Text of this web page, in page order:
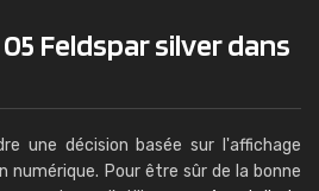
Feldspar silver dans
une décision basée sur l'affichage
numérique. Pour être sûr de la bonne